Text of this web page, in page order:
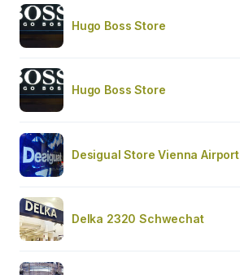
Hugo Boss Store
Hugo Boss Store
Desigual Store Vienna Airport
Delka 2320 Schwechat